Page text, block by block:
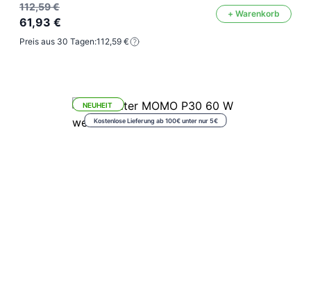
112,59 €
61,93 €
+ Warenkorb
Preis aus 30 Tagen:112,59 €
Kostenlose Lieferung ab 100€ unter nur 5€
NEUHEIT